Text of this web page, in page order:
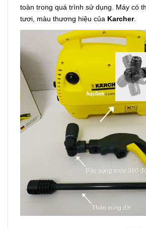
toàn trong quá trình sử dụng. Máy có
tươi, màu thương hiệu của Karcher.